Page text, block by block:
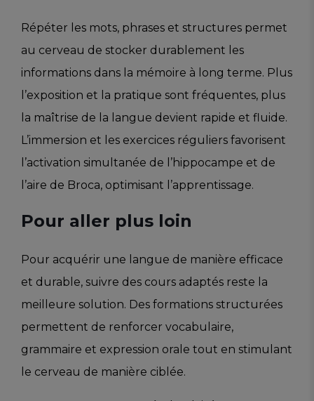
Répéter les mots, phrases et structures permet
au cerveau de stocker durablement les
informations dans la mémoire à long terme. Plus
l’exposition et la pratique sont fréquentes, plus
la maîtrise de la langue devient rapide et fluide.
L’immersion et les exercices réguliers favorisent
l’activation simultanée de l’hippocampe et de
l’aire de Broca, optimisant l’apprentissage.
Pour aller plus loin
Pour acquérir une langue de manière efficace
et durable, suivre des cours adaptés reste la
meilleure solution. Des formations structurées
permettent de renforcer vocabulaire,
grammaire et expression orale tout en stimulant
le cerveau de manière ciblée.